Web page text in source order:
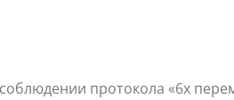
протокола «6x